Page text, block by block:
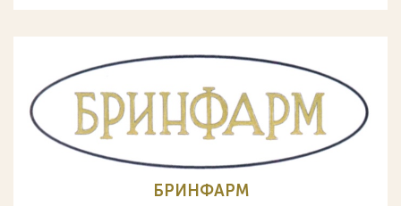
БРИНФАРМ